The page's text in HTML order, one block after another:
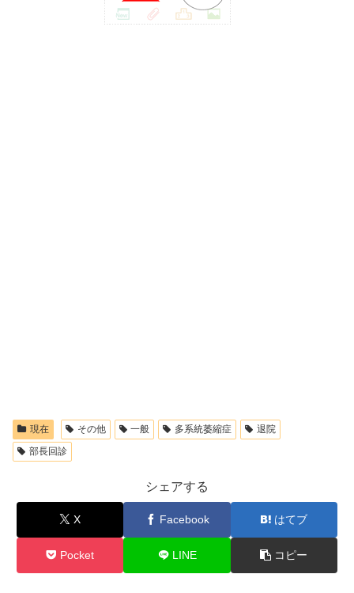
現在 その他 一般 多系統萎縮症
退院
部長回診
シェアする
X Facebook はてブ
Pocket LINE コピー